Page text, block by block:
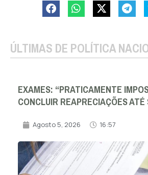
ÚLTIMAS DE POLÍTICA
EXAMES: “PRATICAMENTE
CONCLUIR REAPRECIAÇÕES
Agosto 5, 2026 16:57